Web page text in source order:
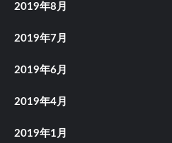
2019年8月
2019年7月
2019年6月
2019年4月
2019年1月